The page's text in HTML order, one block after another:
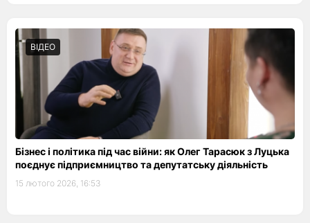
ВІДЕО
Бізнес і політика під час війни: як Олег Тарасюк з Луцька
поєднує підприємництво та депутатську діяльність
15 лютого 2026, 16:53